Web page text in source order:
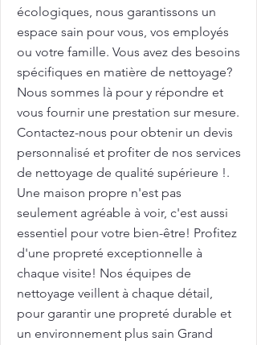
écologiques, nous garantissons un
espace sain pour vous, vos employés
ou votre famille. Vous avez des besoins
spécifiques en matière de nettoyage?
Nous sommes là pour y répondre et
vous fournir une prestation sur mesure.
Contactez-nous pour obtenir un devis
personnalisé et profiter de nos services
de nettoyage de qualité supérieure !.
Une maison propre n'est pas
seulement agréable à voir, c'est aussi
essentiel pour votre bien-être! Profitez
d'une propreté exceptionnelle à
chaque visite! Nos équipes de
nettoyage veillent à chaque détail,
pour garantir une propreté durable et
un environnement plus sain Grand